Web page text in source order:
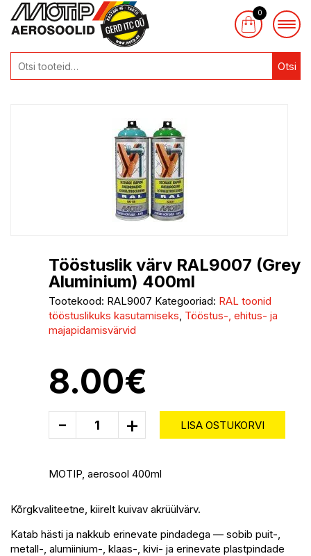
Otsi
0
Tööstuslik värv RAL9007 (Grey
Aluminium) 400ml
Tootekood: RAL9007 Kategooriad: RAL toonid
tööstuslikuks kasutamiseks, Tööstus-, ehitus- ja
majapidamisvärvid
8.00€
- + LISA OSTUKORVI
MOTIP, aerosool 400ml
Kõrgkvaliteetne, kiirelt kuivav akrüülvärv.
Katab hästi ja nakkub erinevate pindadega — sobib puit-,
metall-, alumiinium-, klaas-, kivi- ja erinevate plastpindade